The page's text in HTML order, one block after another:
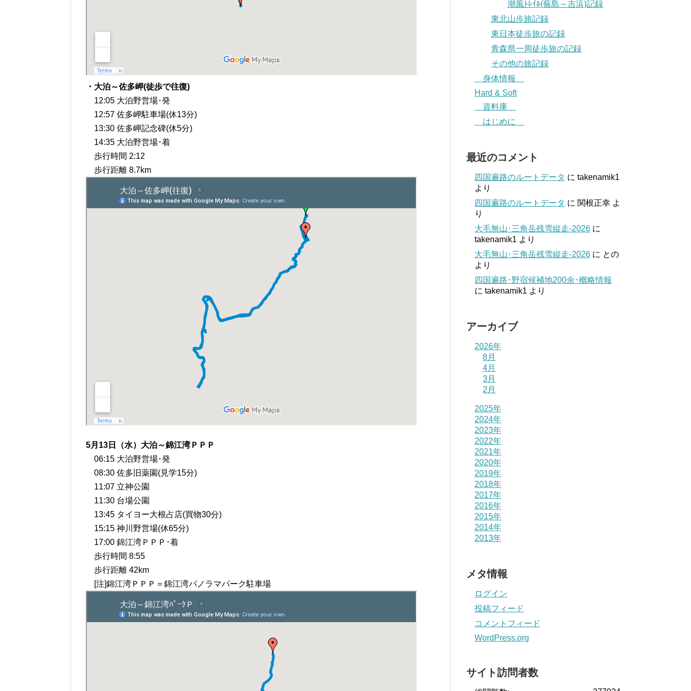
・大泊～佐多岬(徒歩で往復)
12:05 大泊野営場･発
12:57 佐多岬駐車場(休13分)
13:30 佐多岬記念碑(休5分)
14:35 大泊野営場･着
歩行時間 2:12
歩行距離 8.7km
5月13日（水）大泊～錦江湾ＰＰＰ
06:15 大泊野営場･発
08:30 佐多旧薬園(見学15分)
11:07 立神公園
11:30 台場公園
13:45 タイヨー大根占店(買物30分)
15:15 神川野営場(休65分)
17:00 錦江湾ＰＰＰ･着
歩行時間 8:55
歩行距離 42km
[注]錦江湾ＰＰＰ＝錦江湾パノラマパーク駐車場
潮風ﾄﾚｲﾙ(蕪島～吉浜)記録
東北山歩旅記録
東日本徒歩旅の記録
青森県一周徒歩旅の記録
その他の旅記録
身体情報
Hard & Soft
資料庫
はじめに
最近のコメント
四国遍路のルートデータ に takenamik1
より
四国遍路のルートデータ に 関根正幸 よ
り
大毛無山･三角岳残雪縦走-2026 に
takenamik1 より
大毛無山･三角岳残雪縦走-2026 に との
より
四国遍路･野宿候補地200余･概略情報
に takenamik1 より
アーカイブ
2026年
8月
4月
3月
2月
2025年
2024年
2023年
2022年
2021年
2020年
2019年
2018年
2017年
2016年
2015年
2014年
2013年
メタ情報
ログイン
投稿フィード
コメントフィード
WordPress.org
サイト訪問者数